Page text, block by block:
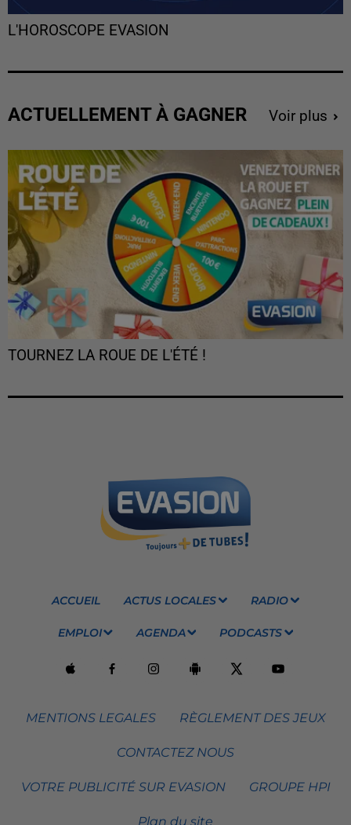
L'HOROSCOPE EVASION
ACTUELLEMENT À GAGNER Voir plus
TOURNEZ LA ROUE DE L'ÉTÉ !
ACCUEIL ACTUS LOCALES RADIO
EMPLOI AGENDA PODCASTS
MENTIONS LEGALES RÈGLEMENT DES JEUX
CONTACTEZ NOUS
VOTRE PUBLICITÉ SUR EVASION GROUPE HPI
Plan du site